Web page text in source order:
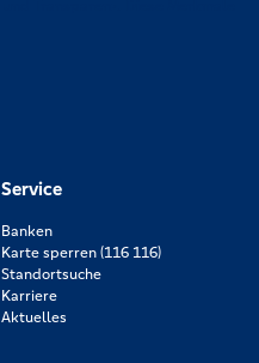
Service
Banken
Karte sperren (116 116)
Standortsuche
Karriere
Aktuelles